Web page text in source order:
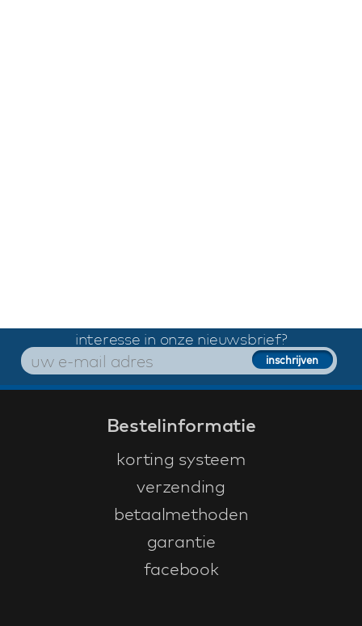
interesse in onze nieuwsbrief?
Bestelinformatie
korting systeem
verzending
betaalmethoden
garantie
facebook